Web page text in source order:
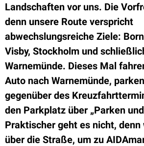
Landschaften vor uns. Die
denn unsere Route verspricht
abwechslungsreiche Ziele:
Visby, Stockholm und
Warnemünde. Dieses Mal
Auto nach Warnemünde,
gegenüber des
den Parkplatz über „Parken
Praktischer geht es nicht, denn
über die Straße, um zu